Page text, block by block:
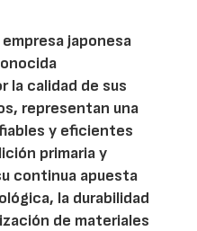
japonesa
la calidad de sus
representan una
y eficientes
primaria y
continua apuesta
la durabilidad
de materiales